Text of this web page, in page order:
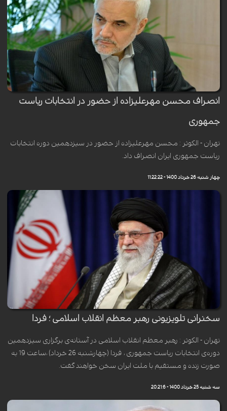
انصراف محسن مهرعلیزاده از حضور در انتخابات ریاست
جمهوری
تهران - الکوثر : محسن مهرعلیزاده از حضور در سیزدهمین دوره انتخابات
ریاست جمهوری ایران انصراف داد.
چهار شنبه 26 خرداد 1400 - 11:22:22
سخنرانی تلویزیونی رهبر معظم انقلاب اسلامی ؛ فردا
تهران - الکوثر : رهبر معظم انقلاب اسلامی در آستانه‌ی برگزاری سیزدهمین
دوره‌ی انتخابات ریاست جمهوری ، فردا (چهارشنبه 26 خرداد) ،ساعت 19 به
صورت زنده و مستقیم با ملت ایران سخن خواهند گفت.
سه شنبه 25 خرداد 1400 - 20:21:6